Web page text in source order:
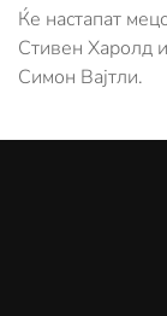
Ќе настапат
Стивен Харолд
Симон Вајтли.